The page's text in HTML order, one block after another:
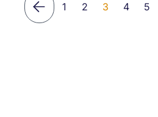
1 2 3 4 5